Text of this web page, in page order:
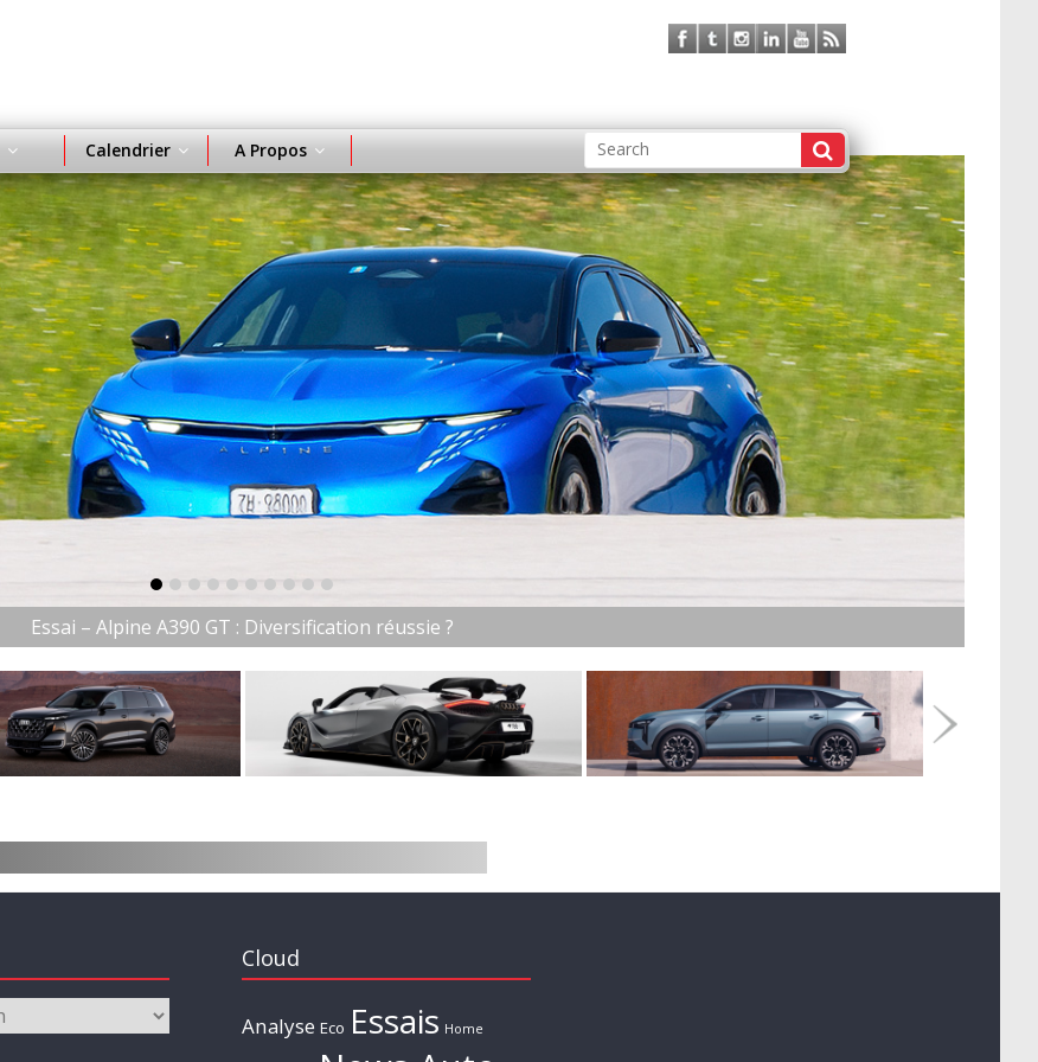
Calendrier A Propos
Essai – Alpine A390 GT : Diversification réussie ?
item-0
item-1
item-2
item-3
item-4
item-5
item-6
item-7
item-8
Cloud
Analyse Eco Essais Home